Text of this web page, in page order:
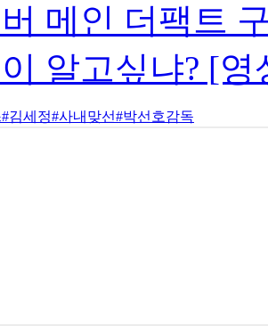
메인 더팩트
알고싶냐? [
#김세정#사내맞선#박선호감독